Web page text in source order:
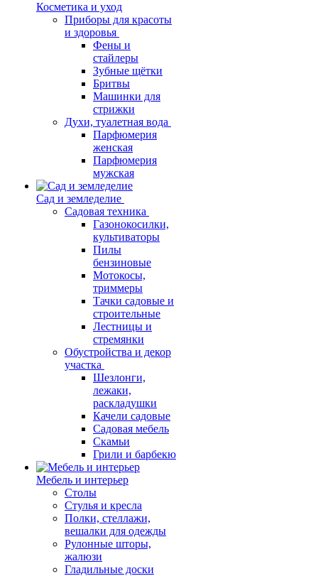
Косметика и уход
Приборы для красоты
и здоровья
Фены и
стайлеры
Зубные щётки
Бритвы
Машинки для
стрижки
Духи, туалетная вода
Парфюмерия
женская
Парфюмерия
мужская
Сад и земледелие
Садовая техника
Газонокосилки,
культиваторы
Пилы
бензиновые
Мотокосы,
триммеры
Тачки садовые и
строительные
Лестницы и
стремянки
Обустройства и декор
участка
Шезлонги,
лежаки,
раскладушки
Качели садовые
Садовая мебель
Скамьи
Грили и барбекю
Мебель и интерьер
Столы
Стулья и кресла
Полки, стеллажи,
вешалки для одежды
Рулонные шторы,
жалюзи
Гладильные доски